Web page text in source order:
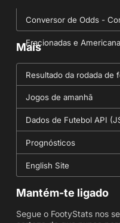
Conversor de Odds -
Fracionadas e
Mais
Resultado da rodada de
Jogos de amanhã
Dados de Futebol API
Prognósticos
English Site
Mantém-te ligado
Segue o FootyStats nos